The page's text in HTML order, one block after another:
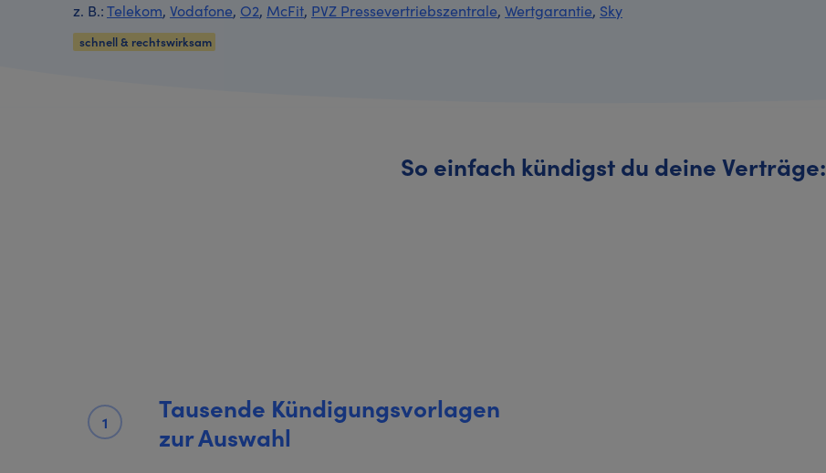
z. B.:Telekom, Vodafone, O2, McFit, PVZ Pressevertriebszentrale, Wertgarantie, Sky
schnell & rechtswirksam
So einfach kündigst du deine Verträge:
1
Tausende Kündigungsvorlagen
zur Auswahl